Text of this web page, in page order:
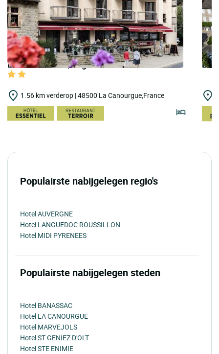
LOGIS HOTELS | Logis Hôtel du Commerce
1.56 km verderop | 48500 La Canourgue,France
Populairste nabijgelegen regio's
Hotel AUVERGNE
Hotel LANGUEDOC ROUSSILLON
Hotel MIDI PYRENEES
Populairste nabijgelegen steden
Hotel BANASSAC
Hotel LA CANOURGUE
Hotel MARVEJOLS
Hotel ST GENIEZ D'OLT
Hotel STE ENIMIE